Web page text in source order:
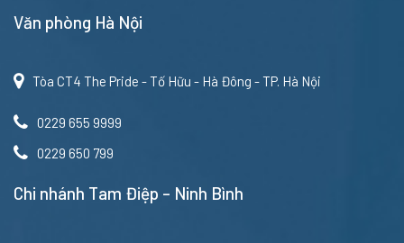
Văn phòng Hà Nội
Tòa CT4 The Pride - Tố Hữu - Hà Đông - TP. Hà Nội
0229 655 9999
0229 650 799
Chi nhánh Tam Điệp – Ninh Bình